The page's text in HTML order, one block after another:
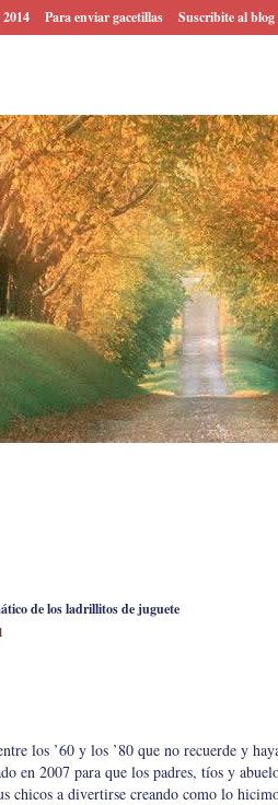
Para enviar gacetillas Suscribite al blog
de los ladrillitos de juguete
los ’60 y los ’80 que no recuerde y
en 2007 para que los padres, tíos y
chicos a divertirse creando como lo